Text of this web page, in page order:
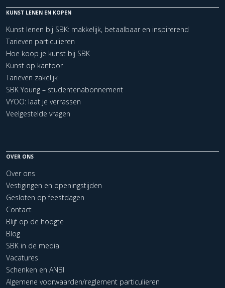
KUNST LENEN EN KOPEN
Kunst lenen bij SBK: makkelijk, betaalbaar en inspirerend
Tarieven particulieren
Hoe koop je kunst bij SBK
Kunst op kantoor
Tarieven zakelijk
SBK Young – studentenabonnement
VYOO: laat je verrassen
Veelgestelde vragen
OVER ONS
Over ons
Vestigingen en openingstijden
Gesloten op feestdagen
Contact
Blijf op de hoogte
Blog
SBK in de media
Vacatures
Schenken en ANBI
Algemene voorwaarden/reglement particulieren